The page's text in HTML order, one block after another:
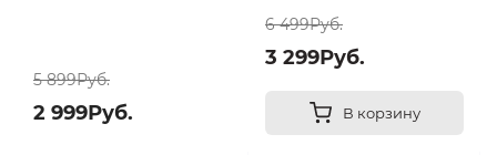
5 899Руб.
2 999Руб.
6 499Руб.
3 299Руб.
В корзину